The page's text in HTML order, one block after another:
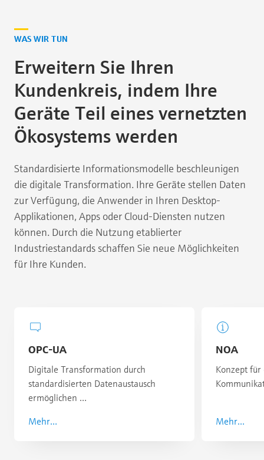
WAS WIR TUN
Erweitern Sie Ihren
Kundenkreis, indem Ihre
Geräte Teil eines vernetzten
Ökosystems werden
Standardisierte Informationsmodelle beschleunigen
die digitale Transformation. Ihre Geräte stellen Daten
zur Verfügung, die Anwender in Ihren Desktop-
Applikationen, Apps oder Cloud-Diensten nutzen
können. Durch die Nutzung etablierter
Industriestandards schaffen Sie neue Möglichkeiten
für Ihre Kunden.
OPC-UA
Digitale Transformation durch
standardisierten Datenaustausch
ermöglichen …
Mehr…
NOA
Konzept
Mehr…